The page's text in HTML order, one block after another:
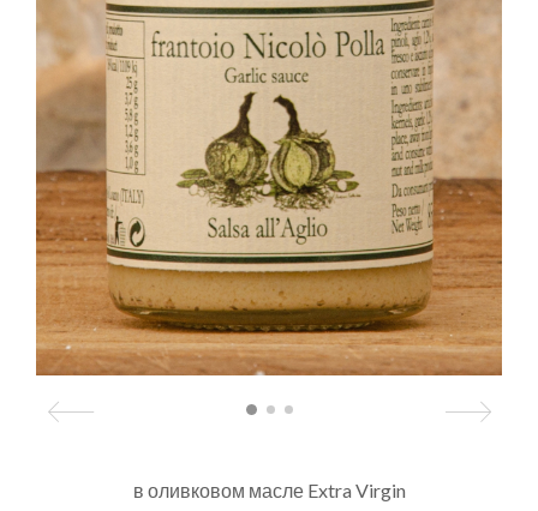
в оливковом масле Extra Virgin